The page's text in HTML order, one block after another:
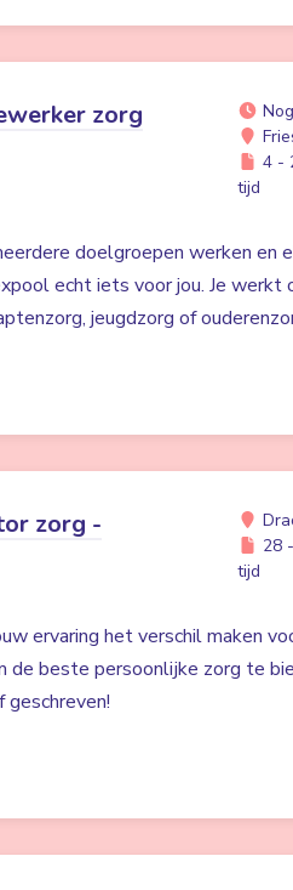
zorg
4 -
tijd
doelgroepen werken en
echt iets voor jou. Je werkt
jeugdzorg of
zorg -
28
tijd
ervaring het verschil maken
de beste persoonlijke zorg te